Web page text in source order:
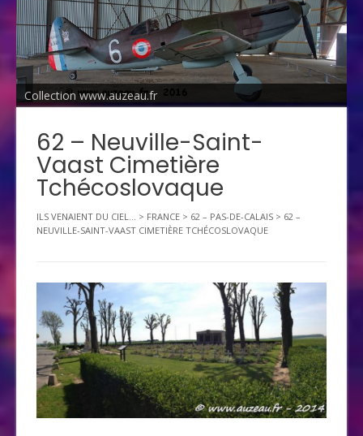
Collection www.auzeau.fr
62 – Neuville-Saint-
Vaast Cimetière
Tchécoslovaque
ILS VENAIENT DU CIEL... > FRANCE > 62 – PAS-DE-CALAIS > 62 –
NEUVILLE-SAINT-VAAST CIMETIÈRE TCHÉCOSLOVAQUE